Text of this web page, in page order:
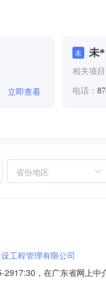
立即查看
未 未*
相关项目
电话：
省份地区
工程管理有限公司
，在广东省网上中